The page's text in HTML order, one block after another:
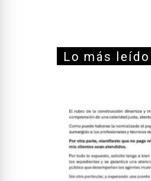
Lo más leído